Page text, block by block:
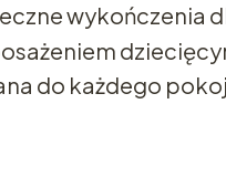
wykończenia
do każdego